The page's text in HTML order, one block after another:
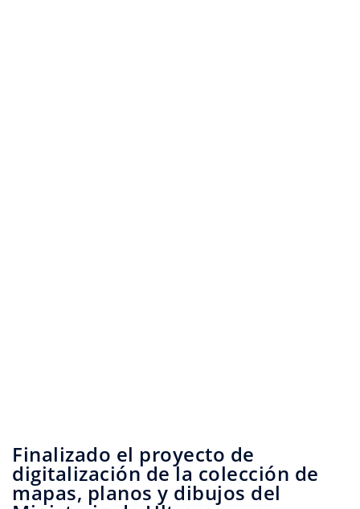
Finalizado el proyecto de
digitalización de la colección de
mapas, planos y dibujos del